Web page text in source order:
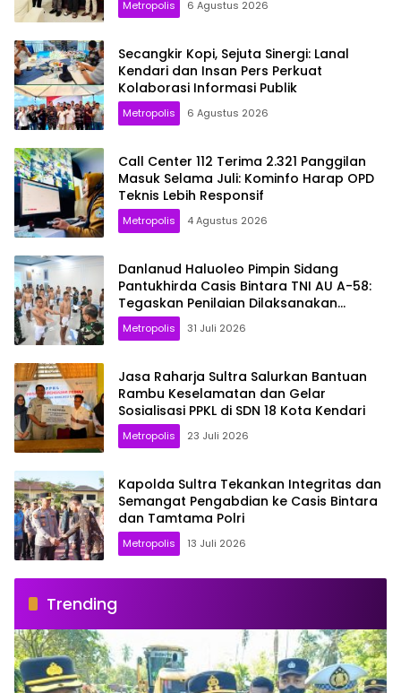
Metropolis 6 Agustus 2026
Secangkir Kopi, Sejuta Sinergi: Lanal
Kendari dan Insan Pers Perkuat
Kolaborasi Informasi Publik
Metropolis 6 Agustus 2026
Call Center 112 Terima 2.321 Panggilan
Masuk Selama Juli: Kominfo Harap OPD
Teknis Lebih Responsif
Metropolis 4 Agustus 2026
Danlanud Haluoleo Pimpin Sidang
Pantukhirda Casis Bintara TNI AU A-58:
Tegaskan Penilaian Dilaksanakan
Secara Profesional dan Transparan
Metropolis 31 Juli 2026
Jasa Raharja Sultra Salurkan Bantuan
Rambu Keselamatan dan Gelar
Sosialisasi PPKL di SDN 18 Kota Kendari
Metropolis 23 Juli 2026
Kapolda Sultra Tekankan Integritas dan
Semangat Pengabdian ke Casis Bintara
dan Tamtama Polri
Metropolis 13 Juli 2026
Trending